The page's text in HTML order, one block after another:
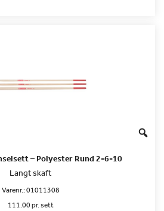
– Polyester Rund 2-6-10
Langt skaft
Varenr.:01011308
111.00 pr. sett